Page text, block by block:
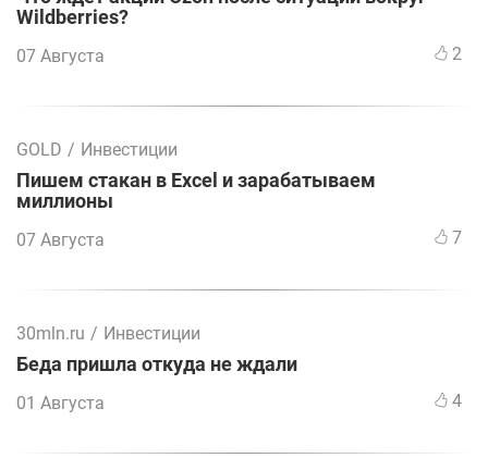
Wildberries?
07 Августа 2
GOLD / Инвестиции
Пишем стакан в Excel и зарабатываем
миллионы
07 Августа 7
30mln.ru / Инвестиции
Беда пришла откуда не ждали
01 Августа 4